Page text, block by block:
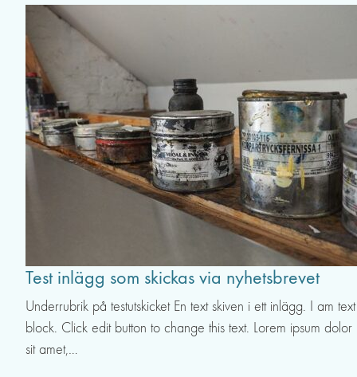
Test inlägg som skickas via nyhetsbrevet
Underrubrik på testutskicket En text skiven i ett inlägg. I am text
block. Click edit button to change this text. Lorem ipsum dolor
sit amet,…